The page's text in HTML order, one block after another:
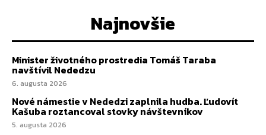
Najnovšie
Minister životného prostredia Tomáš Taraba
navštívil Nededzu
6. augusta 2026
Nové námestie v Nededzi zaplnila hudba. Ľudovít
Kašuba roztancoval stovky návštevníkov
5. augusta 2026